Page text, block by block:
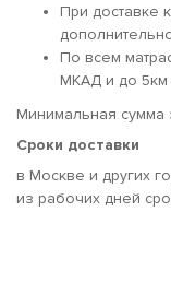
При доставке
По всем
МКАД и до 5км
Минимальная сумма
Сроки доставки
в Москве и других
из рабочих дней